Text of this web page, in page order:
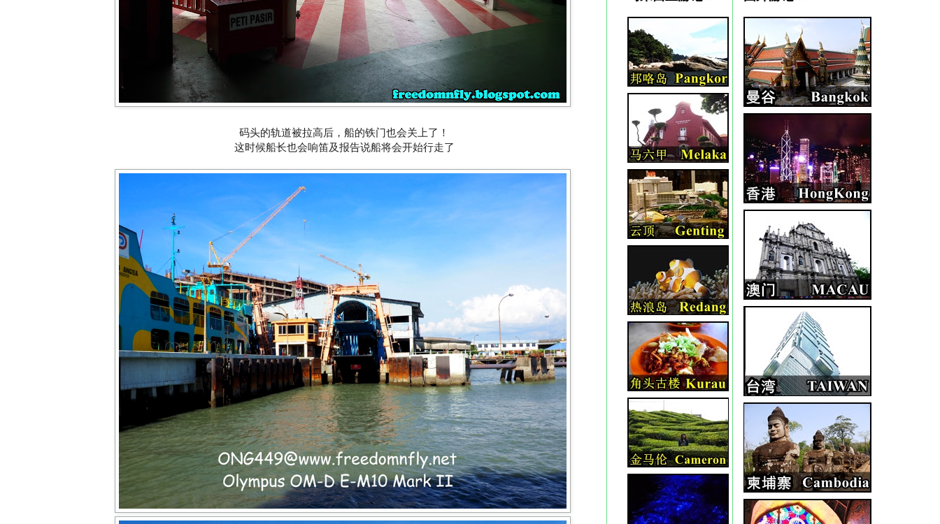
码头的轨道被拉高后，船的铁门也会关上了！
这时候船长也会响笛及报告说船将会开始行走了